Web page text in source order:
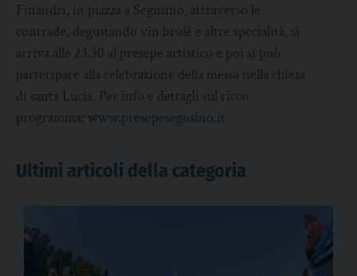
Finandri, in piazza a Segusino, attraverso le
contrade, degustando vin brulè e altre specialità, si
arriva alle 23.30 al presepe artistico e poi si può
partecipare alla celebrazione della messa nella chiesa
di santa Lucia. Per info e dettagli sul ricco
programma: www.presepesegusino.it
Ultimi articoli della categoria